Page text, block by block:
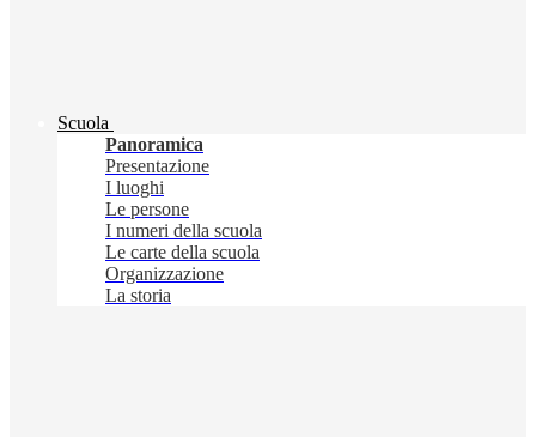
Scuola
Panoramica
Presentazione
I luoghi
Le persone
I numeri della scuola
Le carte della scuola
Organizzazione
La storia